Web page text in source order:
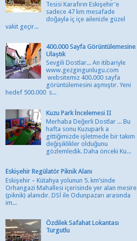
Tesisi Karafırın Eskişehir'e
sadece 47 km mesafade
doğayla iç içe ailenizle güzel
vakit geçir...
400.000 Sayfa Görüntülemesine
Ulaştık
Sevgili Dostlar... An itibariyle
www.gezgingunlugu.com
websitemiz 400.000 sayfa
görüntülemesini aşmıştır. Yeni
hedef 500.000 s...
Kuzu Park İncelemesi II
Merhaba Değerli Dostlar ... Bu
hafta sonu Kuzupark a
gittiğimizde işletmede bir takım
değişiklikler olduğunu
gözlemledik. Daha önceki Ku...
Eskişehir Regülatör Piknik Alanı
Eskişehir – Kütahya yolunun 5. km’sinde
Orhangazi Mahallesi içerisinde yer alan mesire
(piknik) alanıdır. DSİ ile Odunpazarı arasında
im...
Özdilek Safahat Lokantası
Turgutlu